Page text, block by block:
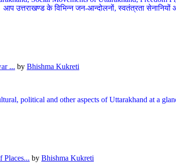
उत्तराखण्ड के विभिन्न जन-आन्दोलनों, स्वतंत्रता
... by Bhishma Kukreti
political and other aspects of Uttarakhand at a
Places... by Bhishma Kukreti